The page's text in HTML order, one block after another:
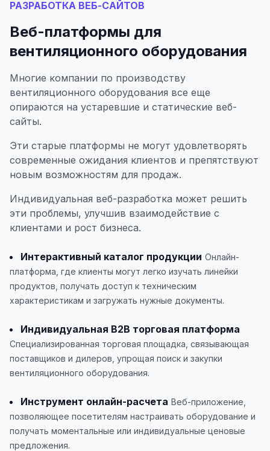
РАЗРАБОТКА ВЕБ-САЙТОВ
Веб-платформы для
вентиляционного оборудования
Многие компании по производству
вентиляционного оборудования все еще
опираются на устаревшие и статические веб-
сайты.
Эти старые платформы не могут удовлетворять
современные ожидания клиентов и препятствуют
новым возможностям для продаж.
Индивидуальная веб-разработка может решить
эти проблемы, улучшив взаимодействие с
клиентами и рост бизнеса.
Интерактивный каталог продукции Онлайн-
платформа, где клиенты могут легко изучать линейки
продуктов, получать доступ к техническим
характеристикам и загружать нужные документы.
Индивидуальная B2B торговая платформа
Специализированная торговая площадка, связывающая
поставщиков и дилеров, упрощая поиск и закупки
вентиляционного оборудования.
Инструмент онлайн-расчета Веб-приложение,
позволяющее посетителям настраивать оборудование и
получать моментальные или индивидуальные ценовые
предложения.